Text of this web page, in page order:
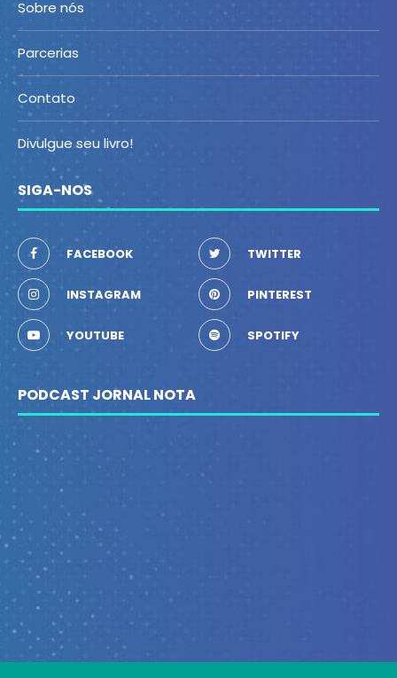
Sobre nós
Parcerias
Contato
Divulgue seu livro!
SIGA-NOS
FACEBOOK TWITTER
INSTAGRAM PINTEREST
YOUTUBE SPOTIFY
PODCAST JORNAL NOTA